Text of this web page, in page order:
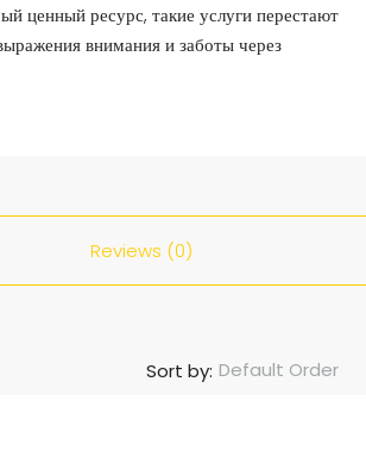
ценный ресурс, такие услуги перестают
внимания и заботы через
Reviews (0)
Sort by: Default Order